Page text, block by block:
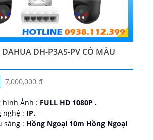
DH-P3AS-PV CÓ MÀU
7,000,000 ₫
hình Ảnh : FULL HD 1080P .
🕉️ Camera Công nghệ : IP.
🌛 Khi xem thiếu sáng : Hồng Ngoại 10m Hồng Ngoại